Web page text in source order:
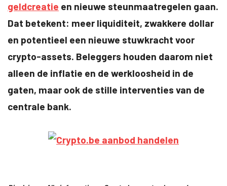
geldcreatie en nieuwe steunmaatregelen gaan.
Dat betekent: meer liquiditeit, zwakkere dollar
en potentieel een nieuwe stuwkracht voor
crypto-assets. Beleggers houden daarom niet
alleen de inflatie en de werkloosheid in de
gaten, maar ook de stille interventies van de
centrale bank.